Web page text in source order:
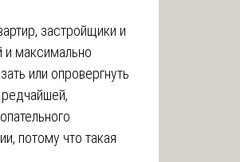
застройщики и
максимально
или опровергнуть
потому что такая